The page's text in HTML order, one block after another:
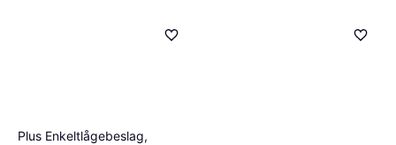
Plus Enkeltlågebeslag,